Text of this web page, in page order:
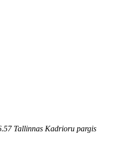
Tallinnas Kadrioru pargis